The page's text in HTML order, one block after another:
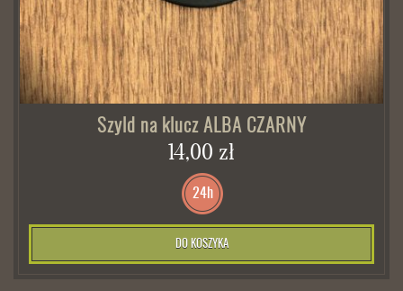
Szyld na klucz ALBA CZARNY
14,00 zł
24h
DO KOSZYKA